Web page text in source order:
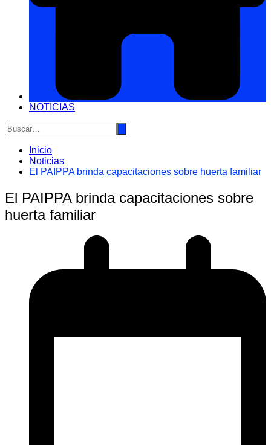
NOTICIAS
Inicio
Noticias
El PAIPPA brinda capacitaciones sobre huerta familiar
El PAIPPA brinda capacitaciones sobre
huerta familiar